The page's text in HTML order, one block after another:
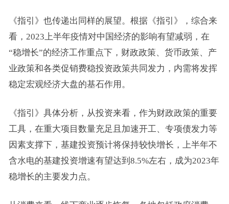
《指引》也传递出同样的展望。根据《指引》，综合来
看，2023上半年疫情对中国经济的影响有望减弱，在
“稳增长”的经济工作重点下，财政政策、货币政策、产
业政策和各类促销费稳投资政策共同发力，内需将发挥
稳定宏观经济大盘的基石作用。
《指引》具体分析，从投资来看，作为财政政策的重要
工具，在重大项目数量充足且加速开工、专项债发力等
因素支撑下，基建投资预计将保持较快增长，上半年不
含水电的基建投资增速有望达到8.5%左右，成为2023年
稳增长的主要发力点。